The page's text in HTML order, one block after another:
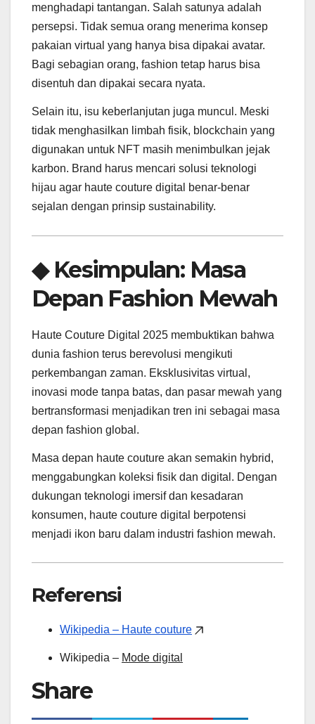
menghadapi tantangan. Salah satunya adalah
persepsi. Tidak semua orang menerima konsep
pakaian virtual yang hanya bisa dipakai avatar.
Bagi sebagian orang, fashion tetap harus bisa
disentuh dan dipakai secara nyata.
Selain itu, isu keberlanjutan juga muncul. Meski
tidak menghasilkan limbah fisik, blockchain yang
digunakan untuk NFT masih menimbulkan jejak
karbon. Brand harus mencari solusi teknologi
hijau agar haute couture digital benar-benar
sejalan dengan prinsip sustainability.
◆ Kesimpulan: Masa
Depan Fashion Mewah
Haute Couture Digital 2025 membuktikan bahwa
dunia fashion terus berevolusi mengikuti
perkembangan zaman. Eksklusivitas virtual,
inovasi mode tanpa batas, dan pasar mewah yang
bertransformasi menjadikan tren ini sebagai masa
depan fashion global.
Masa depan haute couture akan semakin hybrid,
menggabungkan koleksi fisik dan digital. Dengan
dukungan teknologi imersif dan kesadaran
konsumen, haute couture digital berpotensi
menjadi ikon baru dalam industri fashion mewah.
Referensi
Wikipedia – Haute couture
Wikipedia – Mode digital
Share